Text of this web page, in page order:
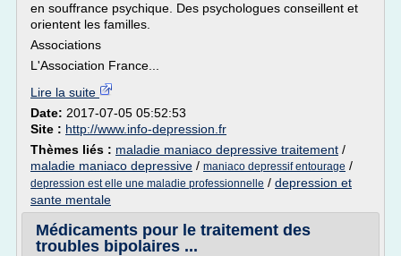
en souffrance psychique. Des psychologues conseillent et
orientent les familles.
Associations
L'Association France...
Lire la suite
Date: 2017-07-05 05:52:53
Site : http://www.info-depression.fr
Thèmes liés : maladie maniaco depressive traitement /
maladie maniaco depressive / maniaco depressif entourage /
depression est elle une maladie professionnelle / depression et
sante mentale
Médicaments pour le traitement des
troubles bipolaires ...